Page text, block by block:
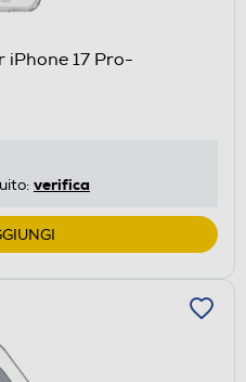
iPhone 17 Pro-
verifica